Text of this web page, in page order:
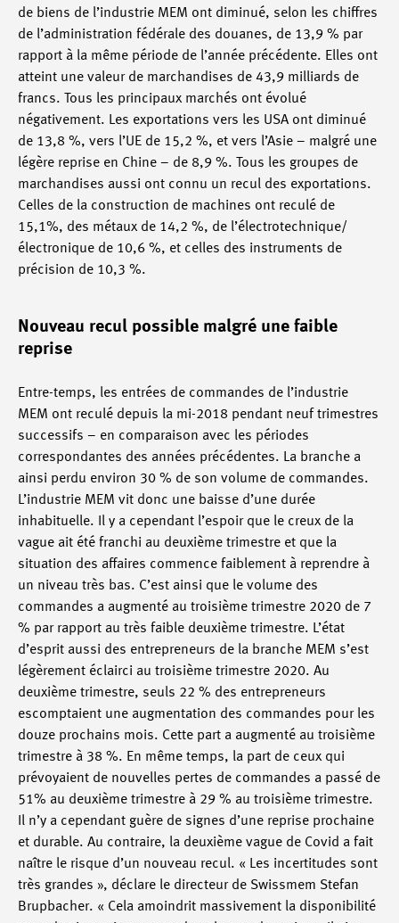
de biens de l’industrie MEM ont diminué, selon les chiffres
de l’administration fédérale des douanes, de 13,9 % par
rapport à la même période de l’année précédente. Elles ont
atteint une valeur de marchandises de 43,9 milliards de
francs. Tous les principaux marchés ont évolué
négativement. Les exportations vers les USA ont diminué
de 13,8 %, vers l’UE de 15,2 %, et vers l’Asie – malgré une
légère reprise en Chine – de 8,9 %. Tous les groupes de
marchandises aussi ont connu un recul des exportations.
Celles de la construction de machines ont reculé de
15,1%, des métaux de 14,2 %, de l’électrotechnique/
électronique de 10,6 %, et celles des instruments de
précision de 10,3 %.
Nouveau recul possible malgré une faible
reprise
Entre-temps, les entrées de commandes de l’industrie
MEM ont reculé depuis la mi-2018 pendant neuf trimestres
successifs – en comparaison avec les périodes
correspondantes des années précédentes. La branche a
ainsi perdu environ 30 % de son volume de commandes.
L’industrie MEM vit donc une baisse d’une durée
inhabituelle. Il y a cependant l’espoir que le creux de la
vague ait été franchi au deuxième trimestre et que la
situation des affaires commence faiblement à reprendre à
un niveau très bas. C’est ainsi que le volume des
commandes a augmenté au troisième trimestre 2020 de 7
% par rapport au très faible deuxième trimestre. L’état
d’esprit aussi des entrepreneurs de la branche MEM s’est
légèrement éclairci au troisième trimestre 2020. Au
deuxième trimestre, seuls 22 % des entrepreneurs
escomptaient une augmentation des commandes pour les
douze prochains mois. Cette part a augmenté au troisième
trimestre à 38 %. En même temps, la part de ceux qui
prévoyaient de nouvelles pertes de commandes a passé de
51% au deuxième trimestre à 29 % au troisième trimestre.
Il n’y a cependant guère de signes d’une reprise prochaine
et durable. Au contraire, la deuxième vague de Covid a fait
naître le risque d’un nouveau recul. « Les incertitudes sont
très grandes », déclare le directeur de Swissmem Stefan
Brupbacher. « Cela amoindrit massivement la disponibilité